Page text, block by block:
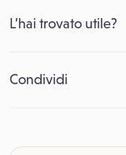
L’hai trovato utile?
Condividi